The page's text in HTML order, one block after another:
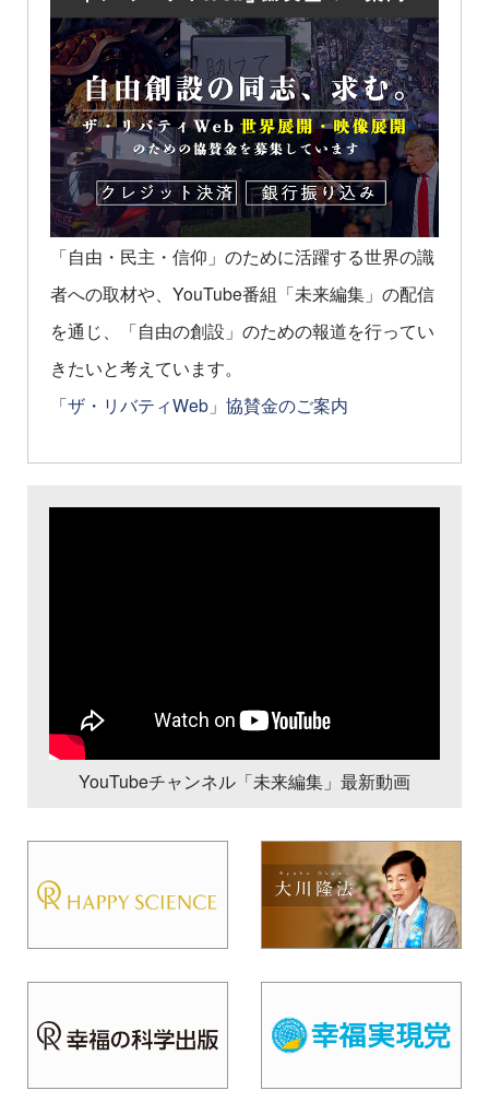
「自由・民主・信仰」のために活躍する世界の識
者への取材や、YouTube番組「未来編集」の配信
を通じ、「自由の創設」のための報道を行ってい
きたいと考えています。
「ザ・リバティWeb」協賛金のご案内
YouTubeチャンネル「未来編集」最新動画